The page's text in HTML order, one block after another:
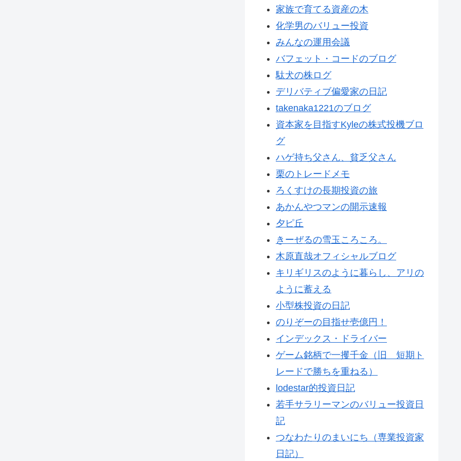
家族で育てる資産の木
化学男のバリュー投資
みんなの運用会議
バフェット・コードのブログ
駄犬の株ログ
デリバティブ偏愛家の日記
takenaka1221のブログ
資本家を目指すKyleの株式投機ブロ
グ
ハゲ持ち父さん、貧乏父さん
栗のトレードメモ
ろくすけの長期投資の旅
あかんやつマンの開示速報
夕ピ丘
きーぜるの雪玉ころころ。
木原直哉オフィシャルブログ
キリギリスのように暮らし、アリの
ように蓄える
小型株投資の日記
のりぞーの目指せ壱億円！
インデックス・ドライバー
ゲーム銘柄で一攫千金（旧 短期ト
レードで勝ちを重ねる）
lodestar的投資日記
若手サラリーマンのバリュー投資日
記
つなわたりのまいにち（専業投資家
日記）